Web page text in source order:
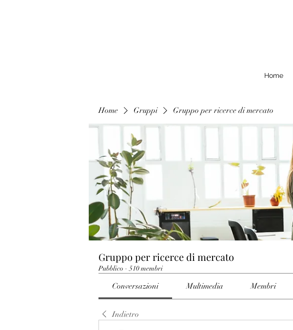
Home
Home Gruppi Gruppo per ricerce di mercato
Gruppo per ricerce di mercato
Pubblico · 510 membri
Conversazioni Multimedia Membri
Indietro